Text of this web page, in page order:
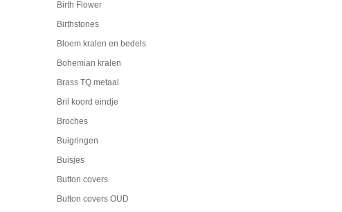
Birth Flower
Birthstones
Bloem kralen en bedels
Bohemian kralen
Brass TQ metaal
Bril koord eindje
Broches
Buigringen
Buisjes
Button covers
Button covers OUD